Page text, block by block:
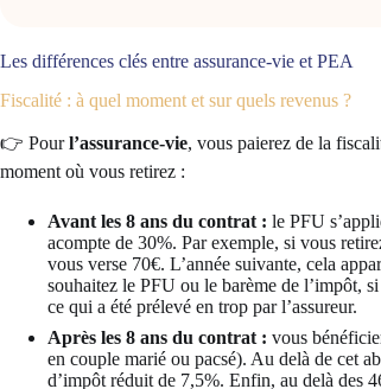
Les différences clés entre assurance-vie et PEA
Fiscalité : à quel moment et sur quels revenus ?
👉 Pourl’assurance-vie, vous paierez de la
moment où vous retirez :
Avant les 8 ans du contrat : le PFU
acompte de 30%. Par exemple, si vous
vous verse 70€. L’année suivante, cela
souhaitez le PFU ou le barème de l’impôt,
ce qui a été prélevé en trop par l’assureur.
Après les 8 ans du contrat : vous
en couple marié ou pacsé). Au delà de cet
d’impôt réduit de 7,5%. Enfin, au delà des